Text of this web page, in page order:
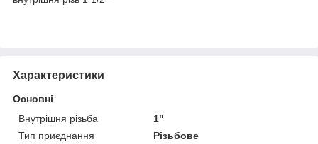
Характеристики
Основні
Внутрішня різьба
1"
Тип приєднання
Різьбове